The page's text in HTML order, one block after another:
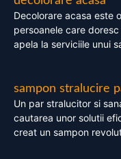
Decolorare acasa este
persoanele care
apela la serviciile unui
sampon stralucire
Un par stralucitor si
cautarea unor solutii
creat un sampon